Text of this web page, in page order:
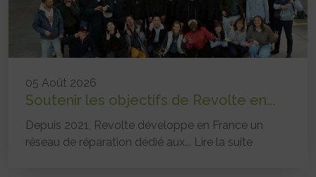
05 Août 2026
Soutenir les objectifs de Revolte en...
Depuis 2021, Revolte développe en France un
réseau de réparation dédié aux... Lire la suite